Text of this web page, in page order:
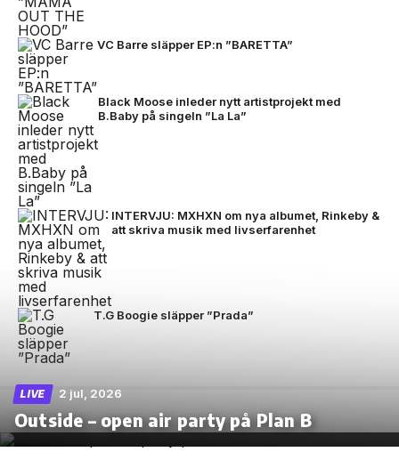
VC Barre släpper EP:n ”BARETTA”
Black Moose inleder nytt artistprojekt med
B.Baby på singeln ”La La”
INTERVJU: MXHXN om nya albumet, Rinkeby &
att skriva musik med livserfarenhet
T.G Boogie släpper ”Prada”
LIVE 2 jul, 2026
Outside – open air party på Plan B